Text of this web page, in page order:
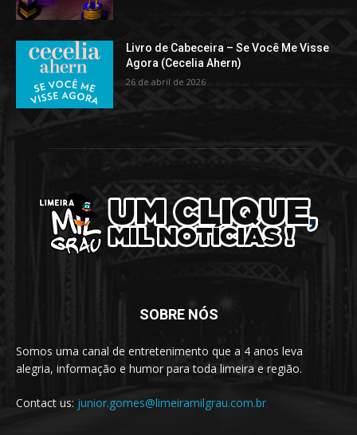
Livro de Cabeceira – Se Você Me Visse
Agora (Cecelia Ahern)
26 de abril de 2026
SOBRE NÓS
Somos uma canal de entretenimento que a 4 anos leva
alegria, informação e humor para toda limeira e região.
Contact us: junior.gomes@limeiramilgrau.com.br